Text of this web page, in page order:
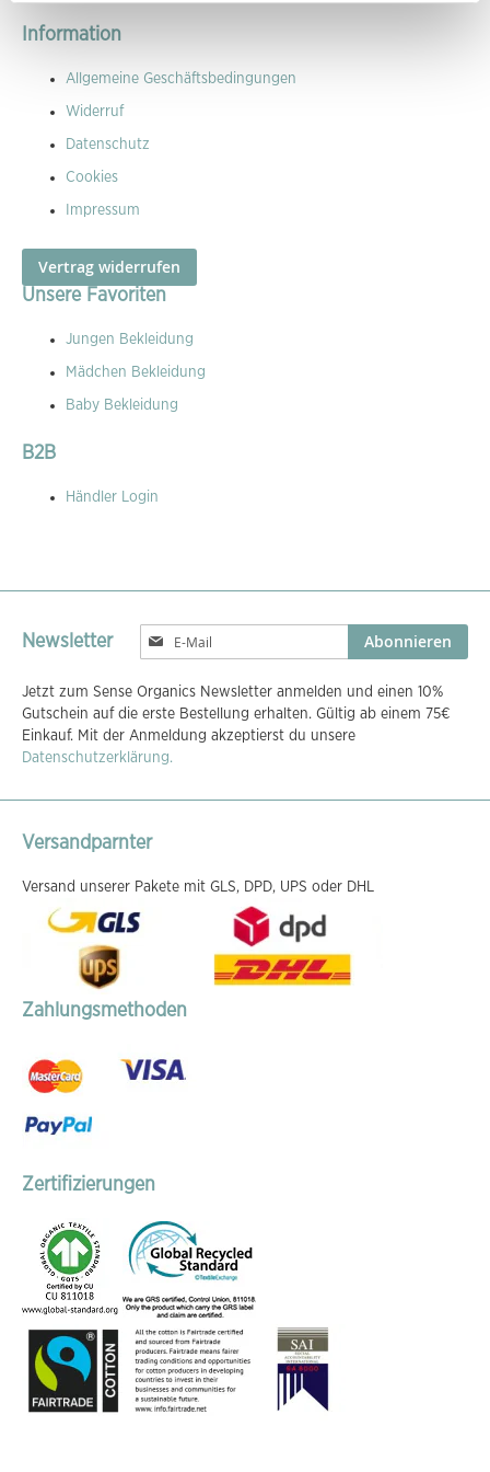
Information
Allgemeine Geschäftsbedingungen
Widerruf
Datenschutz
Cookies
Impressum
Vertrag widerrufen
Unsere Favoriten
Jungen Bekleidung
Mädchen Bekleidung
Baby Bekleidung
B2B
Händler Login
Newsletter
Melden
Sie
für
unseren
Newsletter
an:
Abonnieren
Jetzt zum Sense Organics Newsletter anmelden und einen 10%
Gutschein auf die erste Bestellung erhalten. Gültig ab einem 75€
Einkauf. Mit der Anmeldung akzeptierst du unsere
Datenschutzerklärung.
Versandparnter
Versand unserer Pakete mit GLS, DPD, UPS oder DHL
Zahlungsmethoden
Zertifizierungen